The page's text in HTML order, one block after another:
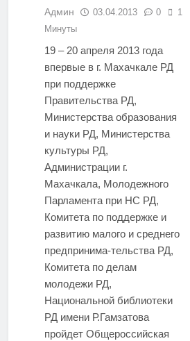
Админ 03.04.2013 0
1
Минуты
19 – 20 апреля 2013 года
впервые в г. Махачкале РД
при поддержке
Правительства РД,
Министерства образования
и науки РД, Министерства
культуры РД,
Администрации г.
Махачкала, Молодежного
Парламента при НС РД,
Комитета по поддержке и
развитию малого и среднего
предпринима-тельства РД,
Комитета по делам
молодежи РД,
Национальной библиотеки
РД имени Р.Гамзатова
пройдет Общероссийская